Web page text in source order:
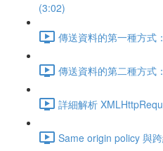
(3:02)
傳送資料的第一種方式
傳送資料的第二種方式
詳細解析
Same origin policy 與